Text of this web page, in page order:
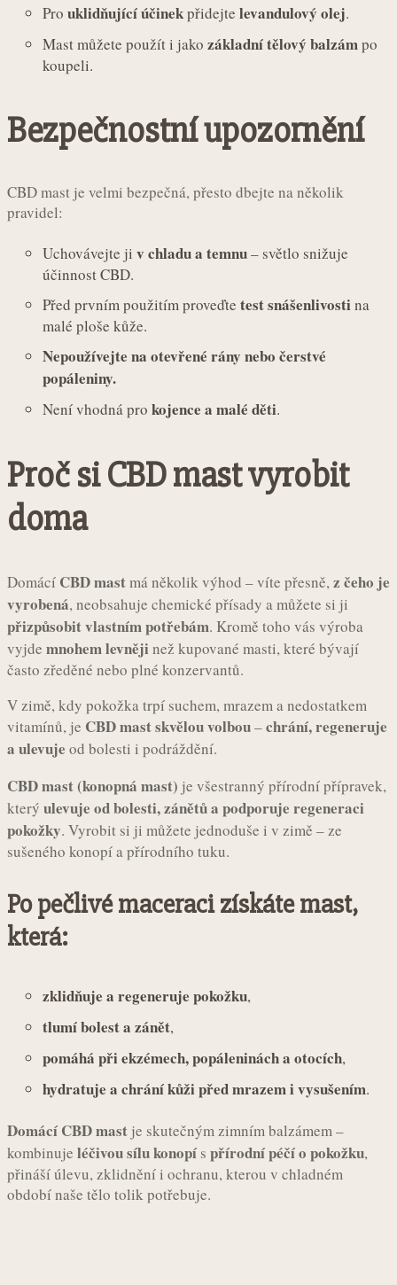
Pro uklidňující účinekpřidejte levandulový olej.
Mast můžete použít i jako základní tělový balzámpo
koupeli.
Bezpečnostní upozornění
CBD mast je velmi bezpečná, přesto dbejte na několik
pravidel:
Uchovávejte ji v chladu a temnu– světlo snižuje
účinnost CBD.
Před prvním použitím proveďte test snášenlivostina
malé ploše kůže.
Nepoužívejte na otevřené rány nebo čerstvé
popáleniny.
Není vhodná pro kojence a malé děti.
Proč si CBD mast vyrobit
doma
Domácí CBD mastmá několik výhod – víte přesně, z čeho je
vyrobená, neobsahuje chemické přísady a můžete si ji
přizpůsobit vlastním potřebám. Kromě toho vás výroba
vyjde mnohem levněji než kupované masti, které bývají
často zředěné nebo plné konzervantů.
V zimě, kdy pokožka trpí suchem, mrazem a nedostatkem
vitamínů, je CBD mast skvělou volbou–chrání, regeneruje
a ulevuje od bolesti i podráždění.
CBD mast (konopná mast) je všestranný přírodní přípravek,
který ulevuje od bolesti, zánětů a podporuje regeneraci
pokožky. Vyrobit si ji můžete jednoduše i v zimě – ze
sušeného konopí a přírodního tuku.
Po pečlivé maceraci získáte mast,
která:
zklidňuje a regeneruje pokožku,
tlumí bolest a zánět,
pomáhá při ekzémech, popáleninách a otocích,
hydratuje a chrání kůži před mrazem i vysušením.
Domácí CBD mast je skutečným zimním balzámem –
kombinuje léčivou sílu konopí s přírodní péčí o pokožku,
přináší úlevu, zklidnění i ochranu, kterou v chladném
období naše tělo tolik potřebuje.